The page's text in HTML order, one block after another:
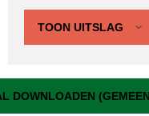
TOON UITSLAG
268 Anatole
DOWNLOADEN